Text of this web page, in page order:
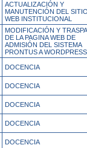
ACTUALIZACIÓN Y
MANUTENCIÓN DEL
WEB INSTITUCIONAL
MODIFICACIÓN Y
DE LA PAGINA WEB DE
ADMISIÓN DEL SISTEMA
PRONTUS A WORDPRESS
DOCENCIA
DOCENCIA
DOCENCIA
DOCENCIA
DOCENCIA